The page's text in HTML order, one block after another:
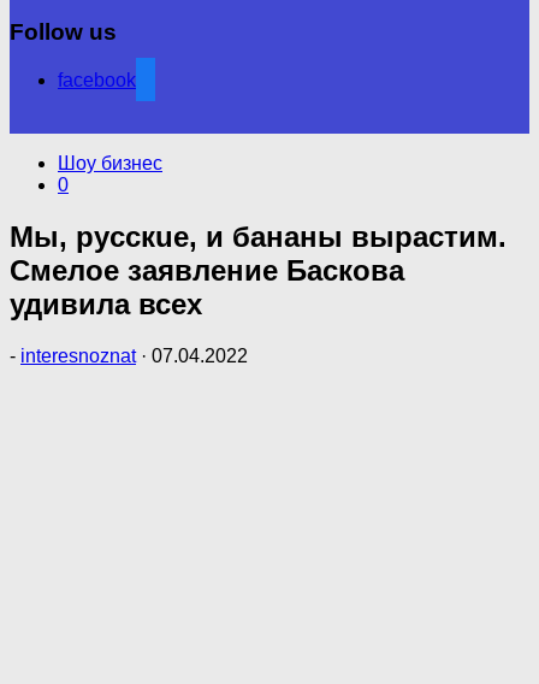
Follow us
facebook
Шоу бизнес
0
Мы, pyccкue, и бананы вырастим.
Смелое заявление Баскова
удивила всех
- interesnoznat · 07.04.2022